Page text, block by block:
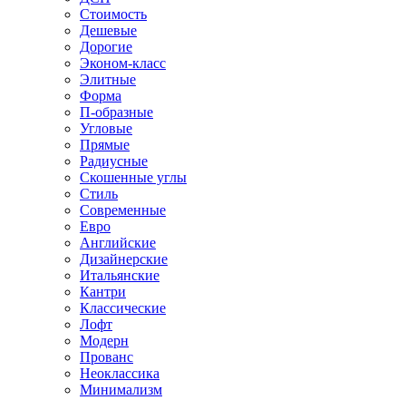
Стоимость
Дешевые
Дорогие
Эконом-класс
Элитные
Форма
П-образные
Угловые
Прямые
Радиусные
Скошенные углы
Стиль
Современные
Евро
Английские
Дизайнерские
Итальянские
Кантри
Классические
Лофт
Модерн
Прованс
Неоклассика
Минимализм